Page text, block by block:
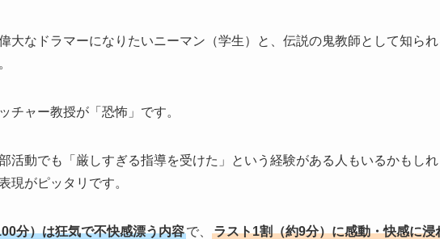
大なドラマーになりたいニーマン（学生）と、伝説の鬼教師として知ら
チャー教授が「恐怖」です。
活動でも「厳しすぎる指導を受けた」という経験がある人もいるかもしれ
現がピッタリです。
分）は狂気で不快感漂う内容で、 ラスト1割（約9分）に感動・快感に浸